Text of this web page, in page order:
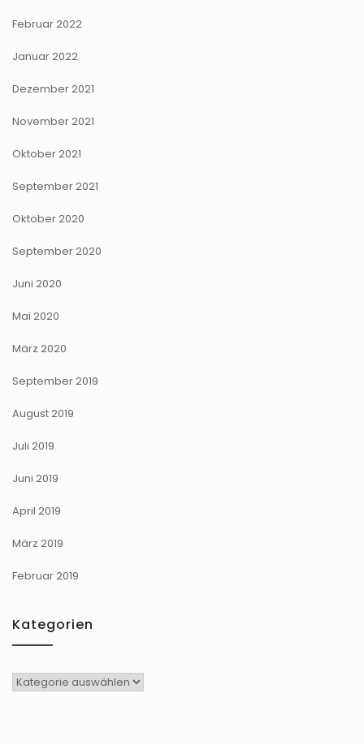
Februar 2022
Januar 2022
Dezember 2021
November 2021
Oktober 2021
September 2021
Oktober 2020
September 2020
Juni 2020
Mai 2020
März 2020
September 2019
August 2019
Juli 2019
Juni 2019
April 2019
März 2019
Februar 2019
Kategorien
Kategorien